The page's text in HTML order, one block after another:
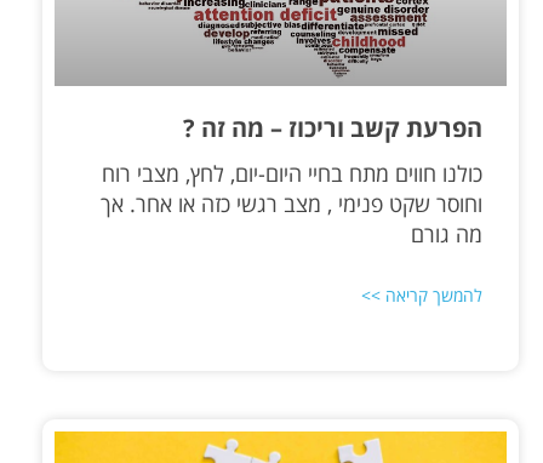
הפרעת קשב וריכוז – מה זה ?
כולנו חווים מתח בחיי היום-יום, לחץ, מצבי רוח
וחוסר שקט פנימי , מצב רגשי כזה או אחר. אך
מה גורם
להמשך קריאה >>